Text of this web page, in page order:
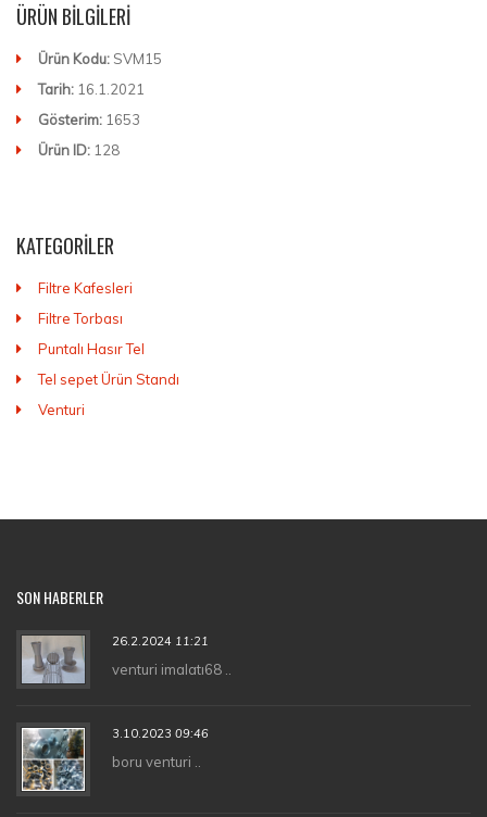
ÜRÜN BILGILERI
Ürün Kodu: SVM15
Tarih: 16.1.2021
Gösterim: 1653
Ürün ID: 128
KATEGORILER
Filtre Kafesleri
Filtre Torbası
Puntalı Hasır Tel
Tel sepet Ürün Standı
Venturi
SON HABERLER
26.2.2024 11:21
venturi imalatı68 ..
3.10.2023 09:46
boru venturi ..